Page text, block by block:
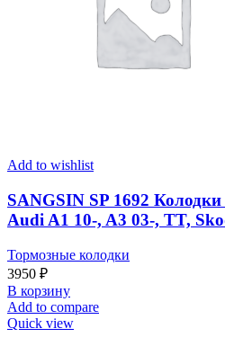
Add to wishlist
SANGSIN SP 1692
Audi A1 10-, A3 03-, TT,
Тормозные колодки
3950 ₽
В корзину
Add to compare
Quick view